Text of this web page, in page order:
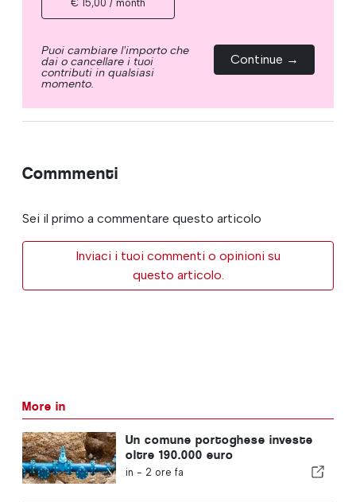
€ 15,00 / month
Puoi cambiare l'importo che
dai o cancellare i tuoi
contributi in qualsiasi
momento.
Continue →
Commmenti
Sei il primo a commentare questo articolo
Inviaci i tuoi commenti o opinioni su
questo articolo.
More in
Un comune portoghese investe
oltre 190.000 euro
nell'approvvigionamento idrico
in - 2 ore fa